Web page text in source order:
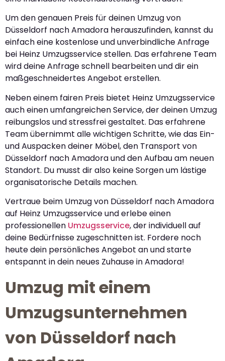
Um den genauen Preis für deinen Umzug von
Düsseldorf nach Amadora herauszufinden, kannst du
einfach eine kostenlose und unverbindliche Anfrage
bei Heinz Umzugsservice stellen. Das erfahrene Team
wird deine Anfrage schnell bearbeiten und dir ein
maßgeschneidertes Angebot erstellen.
Neben einem fairen Preis bietet Heinz Umzugsservice
auch einen umfangreichen Service, der deinen Umzug
reibungslos und stressfrei gestaltet. Das erfahrene
Team übernimmt alle wichtigen Schritte, wie das Ein-
und Auspacken deiner Möbel, den Transport von
Düsseldorf nach Amadora und den Aufbau am neuen
Standort. Du musst dir also keine Sorgen um lästige
organisatorische Details machen.
Vertraue beim Umzug von Düsseldorf nach Amadora
auf Heinz Umzugsservice und erlebe einen
professionellen Umzugsservice, der individuell auf
deine Bedürfnisse zugeschnitten ist. Fordere noch
heute dein persönliches Angebot an und starte
entspannt in dein neues Zuhause in Amadora!
Umzug mit einem
Umzugsunternehmen
von Düsseldorf nach